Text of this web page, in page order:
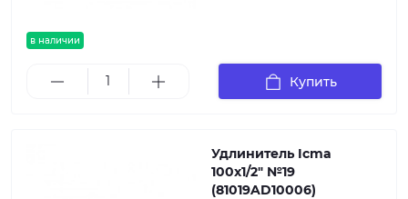
в наличии
Купить
Удлинитель Icma
100х1/2" №19
(81019AD10006)